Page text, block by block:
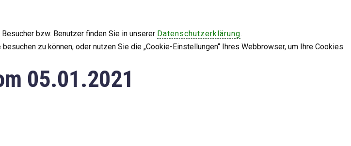
05.01.2021
bzw. Benutzer finden Sie in unserer Datenschutzerklärung.
zu können, oder nutzen Sie die „Cookie-Einstellungen“ Ihres Webbrowser, um Ihre Cookies